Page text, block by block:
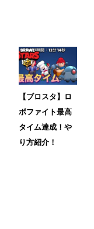
【ブロスタ】ロ
ボファイト最高
タイム達成！や
り方紹介！